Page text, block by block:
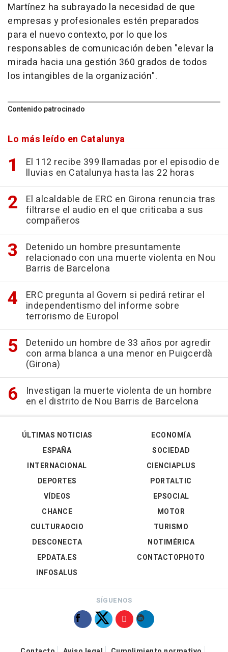
Martínez ha subrayado la necesidad de que
empresas y profesionales estén preparados
para el nuevo contexto, por lo que los
responsables de comunicación deben "elevar la
mirada hacia una gestión 360 grados de todos
los intangibles de la organización".
Contenido patrocinado
Lo más leído en Catalunya
El 112 recibe 399 llamadas por el episodio de
lluvias en Catalunya hasta las 22 horas
El alcaldable de ERC en Girona renuncia tras
filtrarse el audio en el que criticaba a sus
compañeros
Detenido un hombre presuntamente
relacionado con una muerte violenta en Nou
Barris de Barcelona
ERC pregunta al Govern si pedirá retirar el
independentismo del informe sobre
terrorismo de Europol
Detenido un hombre de 33 años por agredir
con arma blanca a una menor en Puigcerdà
(Girona)
Investigan la muerte violenta de un hombre
en el distrito de Nou Barris de Barcelona
ÚLTIMAS NOTICIAS
ESPAÑA
INTERNACIONAL
DEPORTES
VÍDEOS
ECONOMÍA
SOCIEDAD
CIENCIAPLUS
PORTALTIC
EPSOCIAL
CHANCE
CULTURAOCIO
DESCONECTA
EPDATA.ES
INFOSALUS
MOTOR
TURISMO
NOTIMÉRICA
CONTACTOPHOTO
SÍGUENOS